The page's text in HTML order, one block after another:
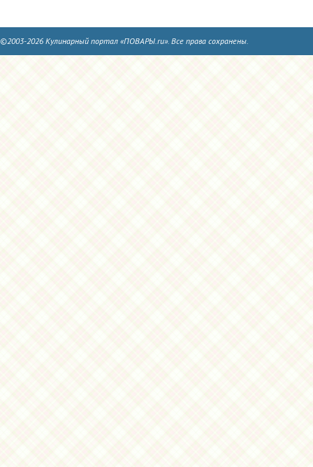
©2003-2026 Кулинарный портал «ПОВАРЫ.ru». Все права сохранены.